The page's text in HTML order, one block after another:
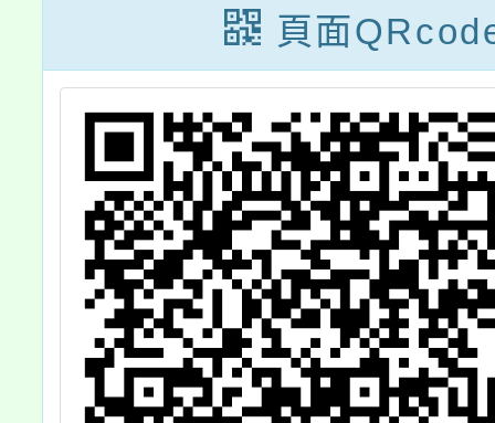
Olympiad）國
際回合於我國之
校際回合選拔
建築
頁面